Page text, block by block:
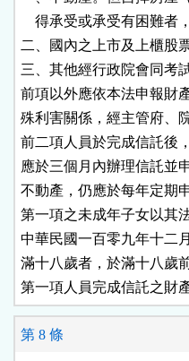
得承受或承受有困難者
二、國內之上市及上櫃股票
三、其他經行政院會同考
前項以外應依本法申報財
殊利害關係，經主管府、
前二項人員於完成信託後
應於三個月內辦理信託並
不動產，仍應於每年定期
第一項之未成年子女以其
中華民國一百零九年十二
滿十八歲者，於滿十八歲
第一項人員完成信託之財
第 8 條